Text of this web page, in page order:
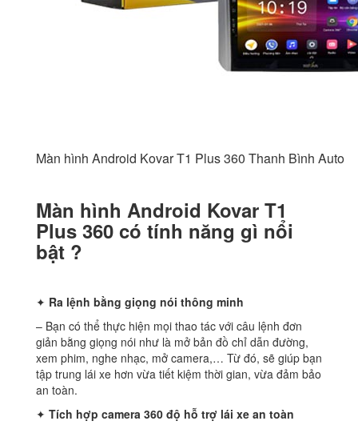
Màn hình Android Kovar T1 Plus 360 Thanh Bình Auto
Màn hình Android Kovar T1
Plus 360 có tính năng gì nổi
bật ?
✦ Ra lệnh bằng giọng nói thông minh
– Bạn có thể thực hiện mọi thao tác với câu lệnh đơn
giản bằng giọng nói như là mở bản đồ chỉ dẫn đường,
xem phim, nghe nhạc, mở camera,… Từ đó, sẽ giúp bạn
tập trung lái xe hơn vừa tiết kiệm thời gian, vừa đảm bảo
an toàn.
✦ Tích hợp camera 360 độ hỗ trợ lái xe an toàn